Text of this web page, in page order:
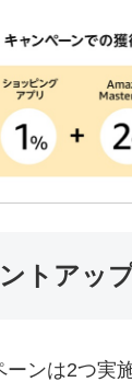
トアッ
ンは2つ実